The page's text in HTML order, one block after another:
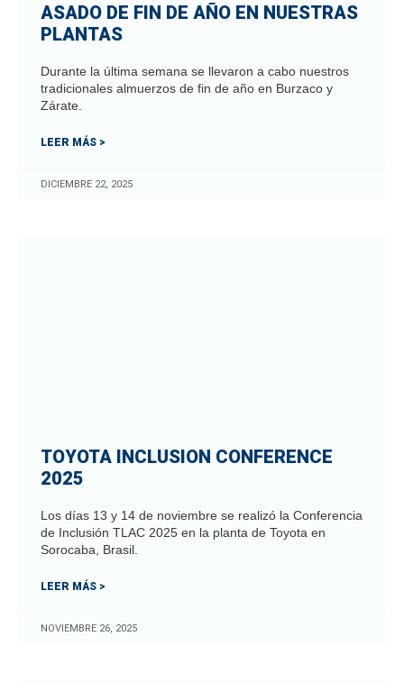
ASADO DE FIN DE AÑO EN NUESTRAS
PLANTAS
Durante la última semana se llevaron a cabo nuestros
tradicionales almuerzos de fin de año en Burzaco y
Zárate.
LEER MÁS >
DICIEMBRE 22, 2025
TOYOTA INCLUSION CONFERENCE
2025
Los días 13 y 14 de noviembre se realizó la Conferencia
de Inclusión TLAC 2025 en la planta de Toyota en
Sorocaba, Brasil.
LEER MÁS >
NOVIEMBRE 26, 2025